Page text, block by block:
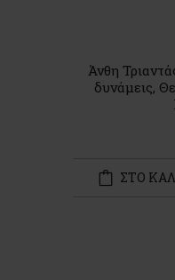
Άνθη
δυνάμεις,
ΣΤΟ